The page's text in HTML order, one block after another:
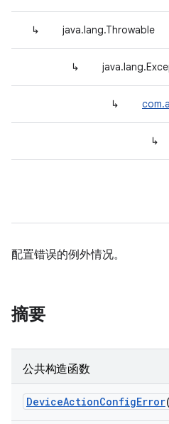
↳ java.lang.Throwable
↳
↳
↳
配置错误的例外情况。
摘要
公共构造函数
DeviceActionConfigError